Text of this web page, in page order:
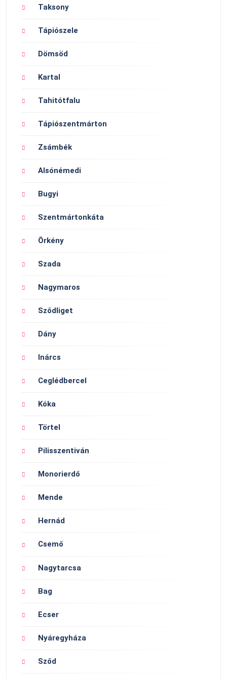
Taksony
Tápiószele
Dömsöd
Kartal
Tahitótfalu
Tápiószentmárton
Zsámbék
Alsónémedi
Bugyi
Szentmártonkáta
Örkény
Szada
Nagymaros
Sződliget
Dány
Inárcs
Ceglédbercel
Kóka
Törtel
Pilisszentiván
Monorierdő
Mende
Hernád
Csemő
Nagytarcsa
Bag
Ecser
Nyáregyháza
Sződ